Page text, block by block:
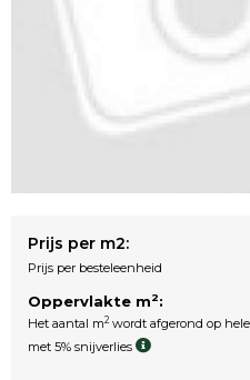
Prijs per m2:
Prijs per besteleenheid
Oppervlakte m2:
Het aantal m2 wordt afgerond op
met 5% snijverlies